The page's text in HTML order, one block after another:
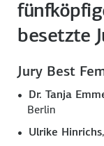
besetzte
Jury Best
Dr. Tanja
Berlin
Ulrike Hinrichs